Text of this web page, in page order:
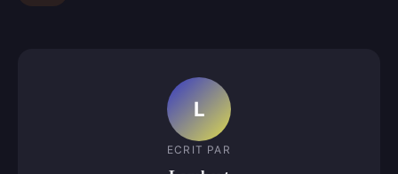
L
ECRIT PAR